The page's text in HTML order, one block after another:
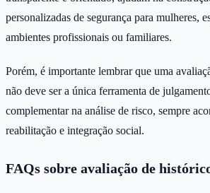
personalizadas de segurança para mulheres,
ambientes profissionais ou familiares.
Porém, é importante lembrar que uma
não deve ser a única ferramenta de
complementar na análise de risco, sempre
reabilitação e integração social.
FAQs sobre avaliação de